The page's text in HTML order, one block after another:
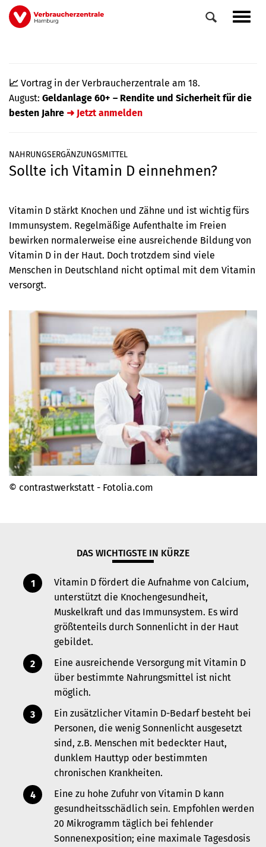
Direkt
zum
📈 Vortrag in der Verbraucherzentrale am 18.
August: Geldanlage 60+ – Rendite und Sicherheit für die
besten Jahre ➜ Jetzt anmelden
Veranstaltungen
0
NAHRUNGSERGÄNZUNGSMITTEL
Sollte ich Vitamin D einnehmen?
Vitamin D stärkt Knochen und Zähne und ist wichtig fürs
Immunsystem. Regelmäßige Aufenthalte im Freien
bewirken normalerweise eine ausreichende Bildung von
Vitamin D in der Haut. Doch trotzdem sind viele
Menschen in Deutschland nicht optimal mit dem Vitamin
versorgt.
© contrastwerkstatt - Fotolia.com
DAS WICHTIGSTE IN KÜRZE
Vitamin D fördert die Aufnahme von Calcium,
unterstützt die Knochengesundheit,
Muskelkraft und das Immunsystem. Es wird
größtenteils durch Sonnenlicht in der Haut
gebildet.
Eine ausreichende Versorgung mit Vitamin D
über bestimmte Nahrungsmittel ist nicht
möglich.
Ein zusätzlicher Vitamin D-Bedarf besteht bei
Personen, die wenig Sonnenlicht ausgesetzt
sind, z.B. Menschen mit bedeckter Haut,
dunklem Hauttyp oder bestimmten
chronischen Krankheiten.
Eine zu hohe Zufuhr von Vitamin D kann
gesundheitsschädlich sein. Empfohlen werden
20 Mikrogramm täglich bei fehlender
Sonnenexposition; eine maximale Tagesdosis